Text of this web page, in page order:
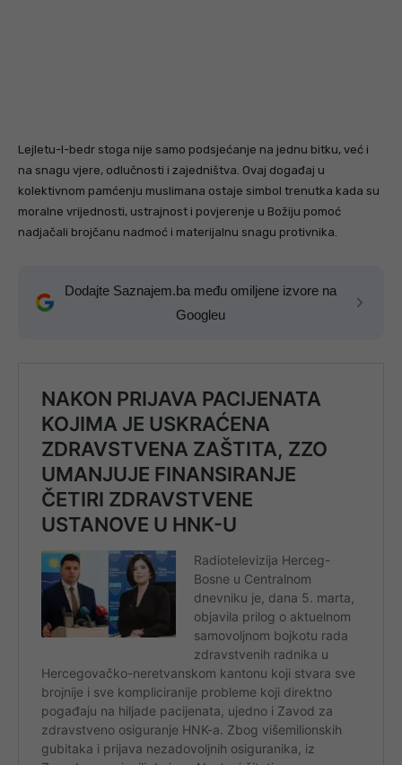
Lejletu-l-bedr stoga nije samo podsjećanje na jednu bitku, već i
na snagu vjere, odlučnosti i zajedništva. Ovaj događaj u
kolektivnom pamćenju muslimana ostaje simbol trenutka kada su
moralne vrijednosti, ustrajnost i povjerenje u Božiju pomoć
nadjačali brojčanu nadmoć i materijalnu snagu protivnika.
Dodajte Saznajem.ba među omiljene izvore na
Googleu